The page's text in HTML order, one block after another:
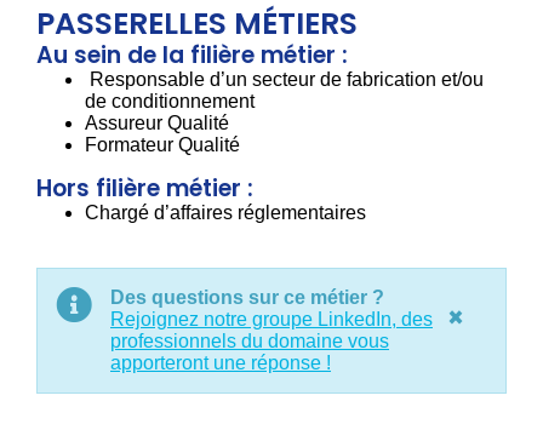
PASSERELLES MÉTIERS
Au sein de la filière métier :
Responsable d’un secteur de fabrication et/ou
de conditionnement
Assureur Qualité
Formateur Qualité
Hors filière métier :
Chargé d’affaires réglementaires
Des questions sur ce métier ?
Rejoignez notre groupe LinkedIn, des
professionnels du domaine vous
apporteront une réponse !
×